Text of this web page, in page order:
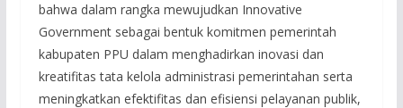
bahwa dalam rangka mewujudkan Innovative
Government sebagai bentuk komitmen pemerintah
kabupaten PPU dalam menghadirkan inovasi dan
kreatifitas tata kelola administrasi pemerintahan serta
meningkatkan efektifitas dan efisiensi pelayanan publik,